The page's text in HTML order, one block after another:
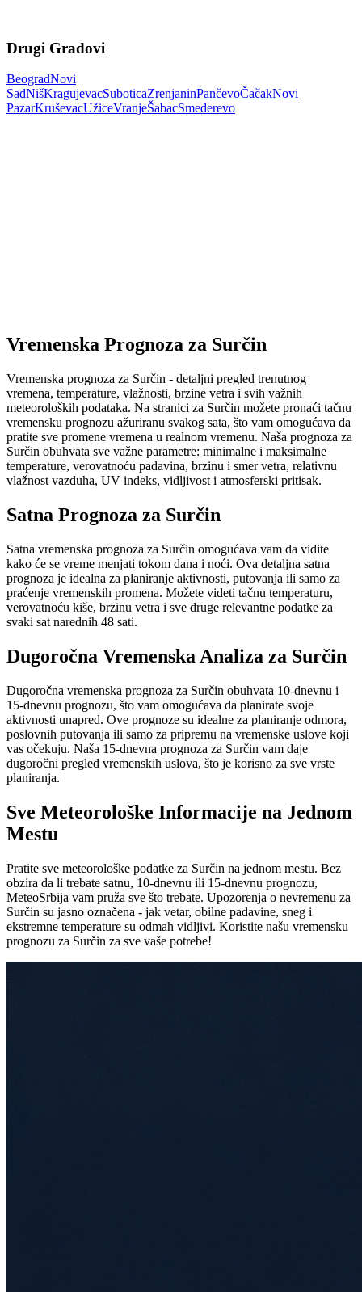
Drugi Gradovi
BeogradNovi
SadNišKragujevacSuboticaZrenjaninPančevoČačakNovi
PazarKruševacUžiceVranjeŠabacSmederevo
Vremenska Prognoza za Surčin
Vremenska prognoza za Surčin - detaljni pregled trenutnog
vremena, temperature, vlažnosti, brzine vetra i svih važnih
meteoroloških podataka. Na stranici za Surčin možete pronaći tačnu
vremensku prognozu ažuriranu svakog sata, što vam omogućava da
pratite sve promene vremena u realnom vremenu. Naša prognoza za
Surčin obuhvata sve važne parametre: minimalne i maksimalne
temperature, verovatnoću padavina, brzinu i smer vetra, relativnu
vlažnost vazduha, UV indeks, vidljivost i atmosferski pritisak.
Satna Prognoza za Surčin
Satna vremenska prognoza za Surčin omogućava vam da vidite
kako će se vreme menjati tokom dana i noći. Ova detaljna satna
prognoza je idealna za planiranje aktivnosti, putovanja ili samo za
praćenje vremenskih promena. Možete videti tačnu temperaturu,
verovatnoću kiše, brzinu vetra i sve druge relevantne podatke za
svaki sat narednih 48 sati.
Dugoročna Vremenska Analiza za Surčin
Dugoročna vremenska prognoza za Surčin obuhvata 10-dnevnu i
15-dnevnu prognozu, što vam omogućava da planirate svoje
aktivnosti unapred. Ove prognoze su idealne za planiranje odmora,
poslovnih putovanja ili samo za pripremu na vremenske uslove koji
vas očekuju. Naša 15-dnevna prognoza za Surčin vam daje
dugoročni pregled vremenskih uslova, što je korisno za sve vrste
planiranja.
Sve Meteorološke Informacije na Jednom
Mestu
Pratite sve meteorološke podatke za Surčin na jednom mestu. Bez
obzira da li trebate satnu, 10-dnevnu ili 15-dnevnu prognozu,
MeteoSrbija vam pruža sve što trebate. Upozorenja o nevremenu za
Surčin su jasno označena - jak vetar, obilne padavine, sneg i
ekstremne temperature su odmah vidljivi. Koristite našu vremensku
prognozu za Surčin za sve vaše potrebe!